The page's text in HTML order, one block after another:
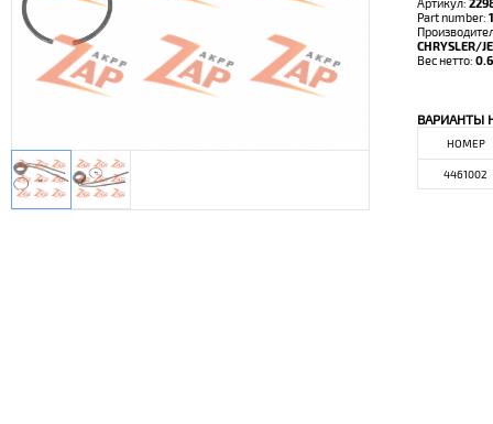
Part number:
CHRYSLER/
Вес нетто:
ВАРИАНТЫ
НОМЕР
4461002